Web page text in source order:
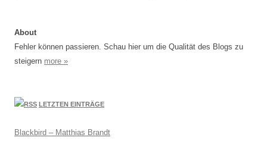
About
Fehler können passieren. Schau hier um die Qualität des Blogs zu
steigern more »
LETZTEN EINTRÄGE
Blackbird – Matthias Brandt